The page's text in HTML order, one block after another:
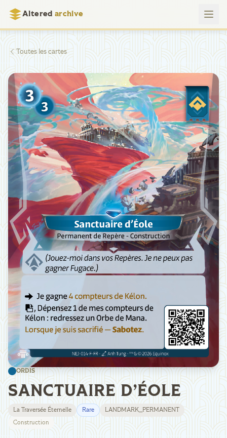
Altered archive
Toutes les cartes
ORDIS
SANCTUAIRE D’ÉOLE
La Traversée Éternelle Rare LANDMARK_PERMANENT
Construction